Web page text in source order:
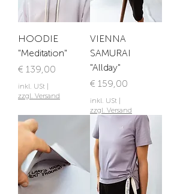
HOODIE
"Meditation"
Preis
€ 139,00
inkl. USt |
zzgl. Versand
VIENNA
SAMURAI
"Allday"
Preis
€ 159,00
inkl. USt |
zzgl. Versand